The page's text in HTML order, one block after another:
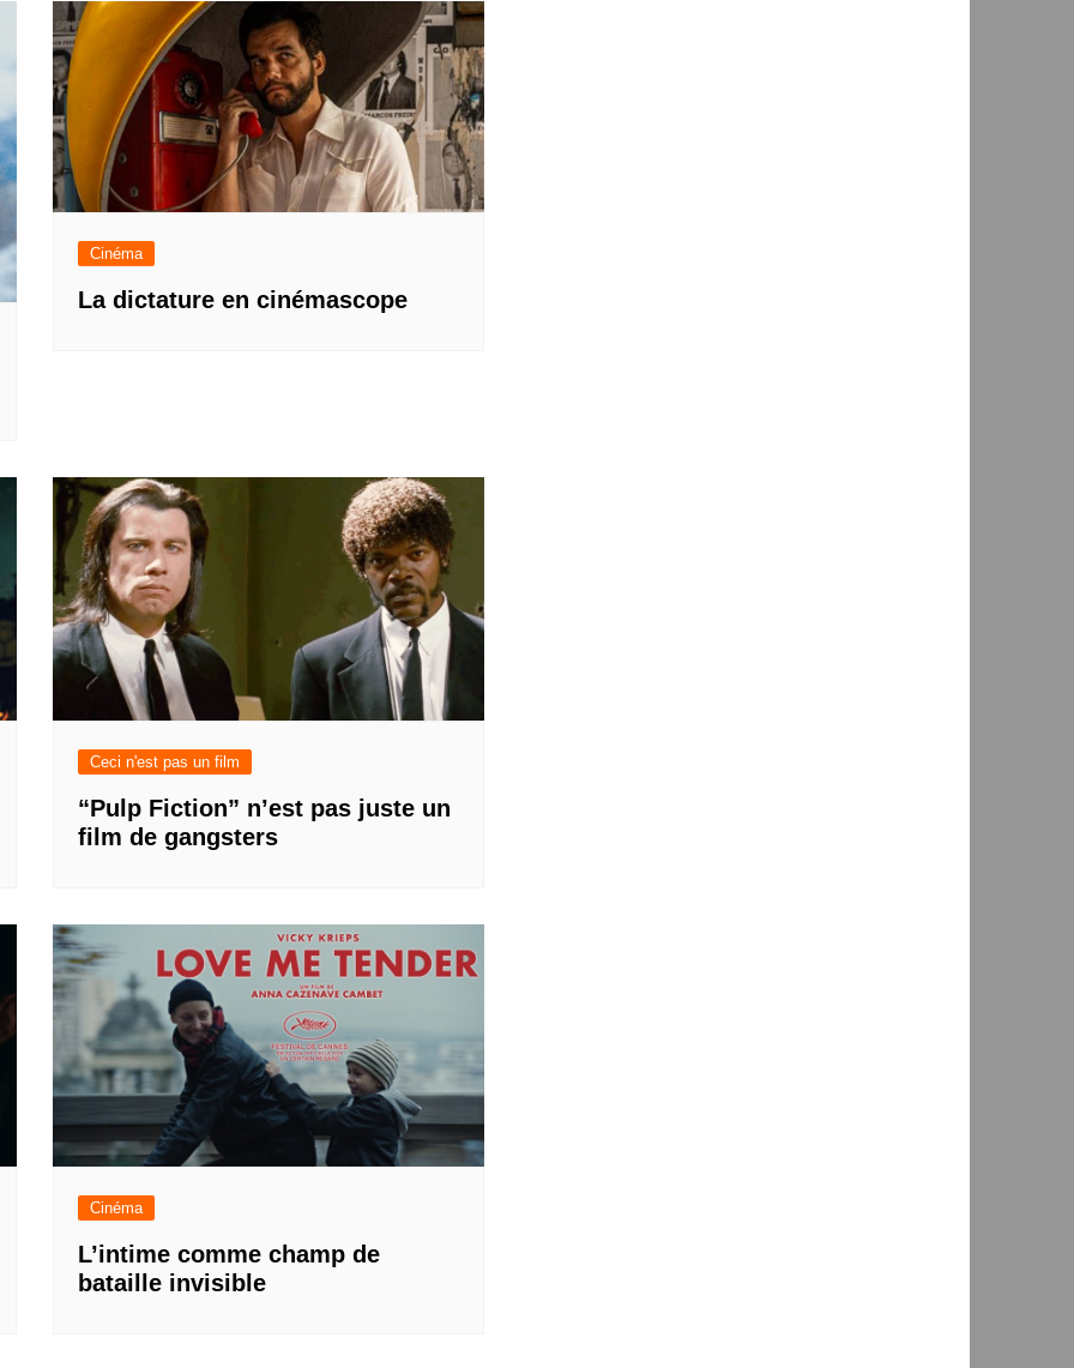
Cinéma
La dictature en cinémascope
Ceci n'est pas un film
“Pulp Fiction” n’est pas juste un
film de gangsters
Cinéma
L’intime comme champ de
bataille invisible